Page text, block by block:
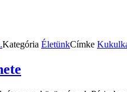
Kategória ÉletünkCímke